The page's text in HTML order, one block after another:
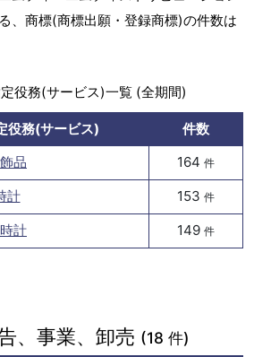
、商標(商標出願・登録商標)の件数は
役務(サービス)一覧 (全期間)
役務(サービス)
件数
品
164 件
計 153 件
計 149 件
、事業、卸売 (18 件)